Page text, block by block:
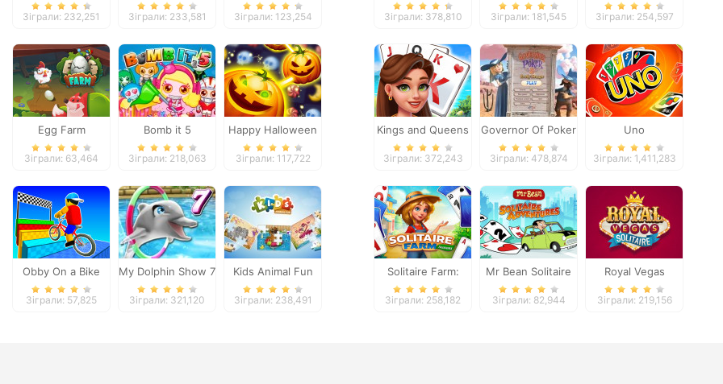
Зіграли: 232,251
Pacific 2018
Зіграли: 233,581 Зіграли: 123,254
Egg Farm
Зіграли: 63,464
Bomb it 5
Зіграли: 218,063
Happy Halloween
Зіграли: 117,722
Obby On a Bike
Зіграли: 57,825
My Dolphin Show 7
Зіграли: 321,120
Kids Animal Fun
Зіграли: 238,491
Зіграли: 378,810 Зіграли: 181,545 Зіграли: 254,597
Kings and Queens
Solitaire Tripeaks
Зіграли: 372,243
Governor Of Poker
2
Зіграли: 478,874
Uno
Зіграли: 1,411,283
Solitaire Farm:
Seasons
Зіграли: 258,182
Mr Bean Solitaire
Adventures
Зіграли: 82,944
Royal Vegas
Solitaire
Зіграли: 219,156